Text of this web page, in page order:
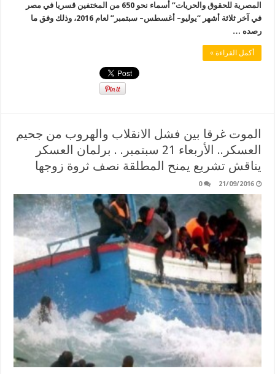
المصرية للحقوق والحريات” أسماء نحو 650 من المختفين قسريا في مصر
في آخر ثلاثة أشهر “يوليو– أغسطس– سبتمبر” لعام 2016، وذلك وفق ما
رصده …
أكمل القراءة »
الموت غرقا بين فشل الانقلاب والهروب من جحيم
العسكر.. الأربعاء 21 سبتمبر. . برلمان العسكر
يناقش تشريع يمنح المطلقة نصف ثروة زوجها
21/09/2016
0